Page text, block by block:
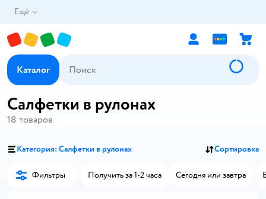
Ещё
Каталог
Салфетки в рулонах
18 товаров
Категория: Салфетки в рулонах Сортировка
Фильтры Получить за 1-2 часа Сегодня или завтра